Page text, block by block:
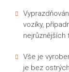
vozíky,
nejrůznějších
Vše je
je bez